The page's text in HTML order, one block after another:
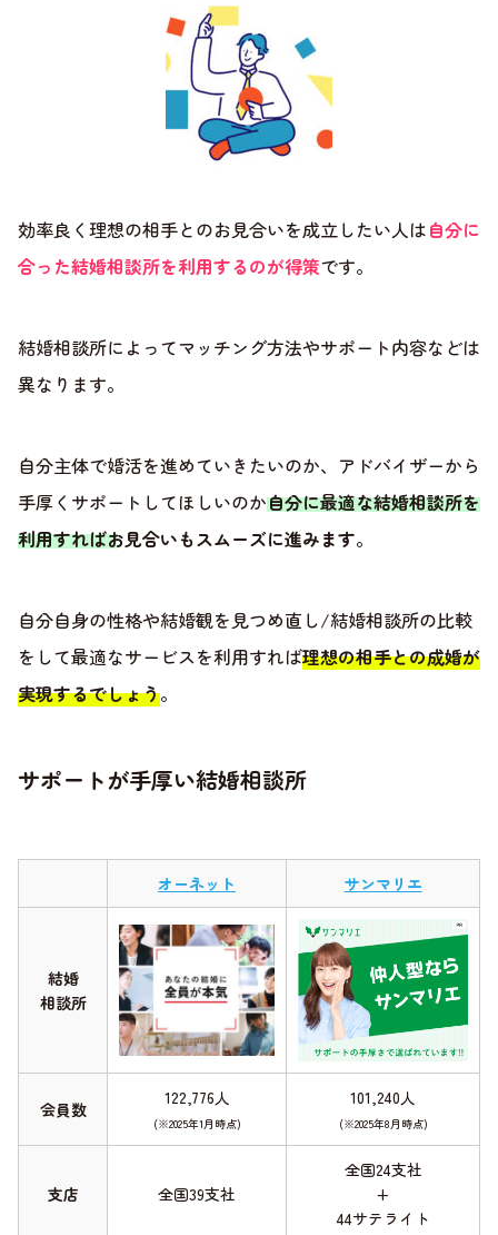
効率良く理想の相手とのお見合いを成立したい人は自分に
合った結婚相談所を利用するのが得策です。
結婚相談所によってマッチング方法やサポート内容などは
異なります。
自分主体で婚活を進めていきたいのか、アドバイザーから
手厚くサポートしてほしいのか自分に最適な結婚相談所を
利用すればお見合いもスムーズに進みます。
自分自身の性格や結婚観を見つめ直し/結婚相談所の比較
をして最適なサービスを利用すれば理想の相手との成婚が
実現するでしょう。
サポートが手厚い結婚相談所
オーネット サンマリエ
結婚
相談所
会員数
122,776人
(※2025年1月時点)
101,240人
(※2025年8月時点)
支店 全国39支社
全国24支社
+
44サテライト